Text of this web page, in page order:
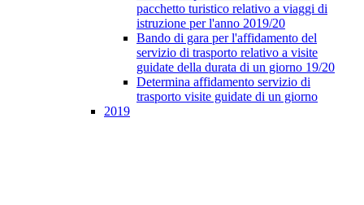
pacchetto turistico relativo a viaggi di
istruzione per l'anno 2019/20
Bando di gara per l'affidamento del
servizio di trasporto relativo a visite
guidate della durata di un giorno 19/20
Determina affidamento servizio di
trasporto visite guidate di un giorno
2019